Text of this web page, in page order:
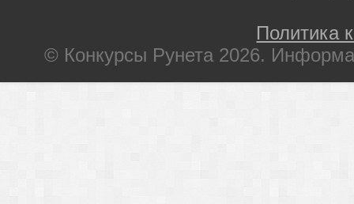
Политика
© Конкурсы Рунета 2026.